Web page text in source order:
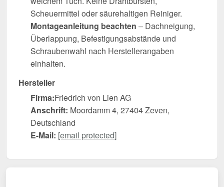
Scheuermittel oder säurehaltigen Reiniger.
Montageanleitung beachten – Dachneigung,
Überlappung, Befestigungsabstände und
Schraubenwahl nach Herstellerangaben
einhalten.
Hersteller
Firma:Friedrich von Lien AG
Anschrift: Moordamm 4, 27404 Zeven,
Deutschland
E-Mail: [email protected]